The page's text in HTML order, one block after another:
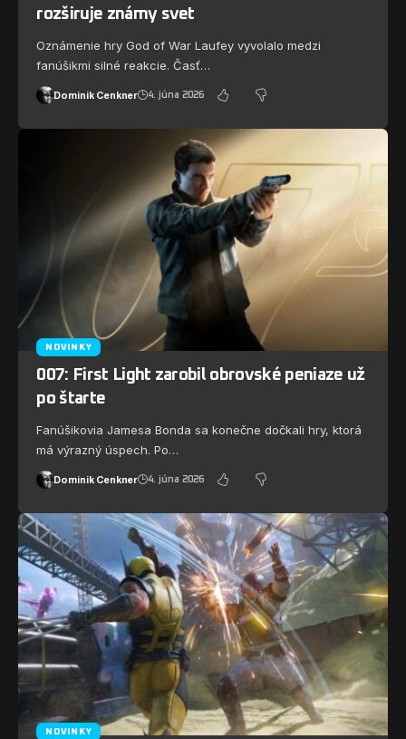
rozširuje známy svet
Oznámenie hry God of War Laufey vyvolalo medzi
fanúšikmi silné reakcie. Časť…
Dominik Cenkner 4. júna 2026
NOVINKY
007: First Light zarobil obrovské peniaze už
po štarte
Fanúšikovia Jamesa Bonda sa konečne dočkali hry, ktorá
má výrazný úspech. Po…
Dominik Cenkner 4. júna 2026
NOVINKY